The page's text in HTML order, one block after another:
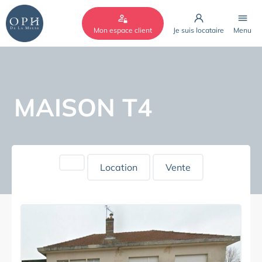
Mon espace client Je suis locataire Menu
MAISON T4
Location Vente
Cookies management panel